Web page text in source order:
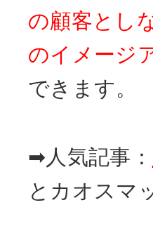
の顧客とし
のイメージ
できます。
➡人気記事：
とカオスマ